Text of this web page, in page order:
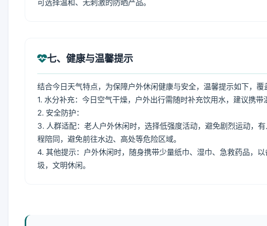
可选择温和、无刺激的防晒产品。
七、健康与温馨提示
结合今日天气特点，为保障户外休闲健康与安全，温馨提示如下，覆
1. 水分补充：今日空气干燥，户外出行需随时补充饮用水，建议携带
2. 安全防护：
3. 人群适配：老人户外休闲时，选择低强度活动，避免剧烈运动，
程陪同，避免前往水边、高处等危险区域。
4. 其他提示：户外休闲时，随身携带少量纸巾、湿巾、急救药品，
圾，文明休闲。